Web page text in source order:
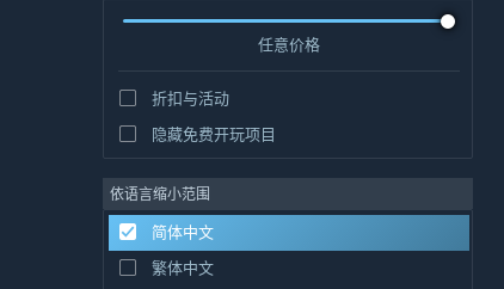
任意价格
折扣与活动
隐藏免费开玩项目
依语言缩小范围
简体中文
繁体中文